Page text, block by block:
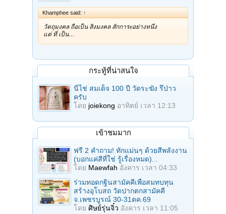
Khamphee said: ↑
วัตถุมงคล ถือเป็น สิ่งมงคล สักการะอย่างหนึ่ง
แต่ ที่ เป็น…
กระทู้ที่น่าสนใจ
นี่ไช่ สมเด็จ 100 ปี วัดระฆัง รึป่าว
ครับ
โดย joiekong อาทิตย์ เวลา 12:13
เข้าชมมาก
ฟรี 2 คำถาม! ทักแม่นๆ ด้วยสีพลังงาน
(บอกแค่สีที่ใช่ รู้เรื่องหมด)...
โดย Maewfah อังคาร เวลา 04:33
ร่วมทอดกฐินสามัคคีเพื่อสมทบทุน
สร้างอุโบสถ วัดปากตกสามัคคี
จ.เพชรบูรณ์ 30-31ตค.69
โดย ศิษย์รุ่นจิ๋ว อังคาร เวลา 11:05